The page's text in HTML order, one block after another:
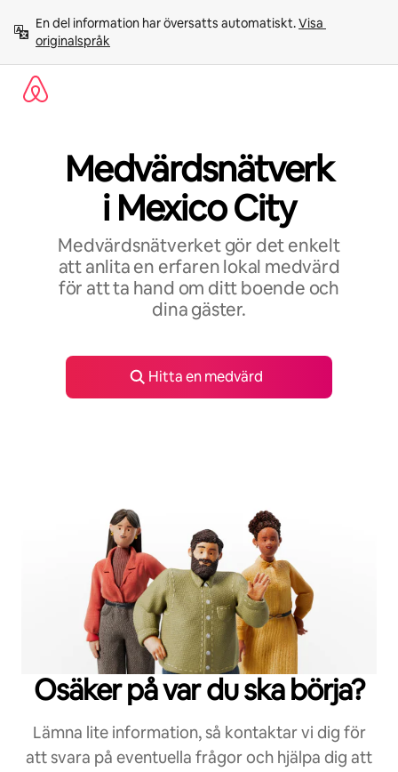
innehåll
En del information har översatts automatiskt. Visa
originalspråk
Medvärdsnätverk
i Mexico City
Medvärdsnätverket gör det enkelt
att anlita en erfaren lokal medvärd
för att ta hand om ditt boende och
dina gäster.
Hitta en medvärd
Osäker på var du ska börja?
Lämna lite information, så kontaktar vi dig för
att svara på eventuella frågor och hjälpa dig att